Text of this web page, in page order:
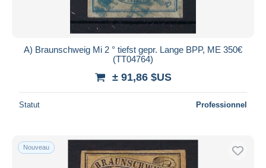
A) Braunschweig Mi 2 ° tiefst gepr. Lange BPP, ME 350€
(TT04764)
± 91,86 $US
Statut Professionnel
Nouveau